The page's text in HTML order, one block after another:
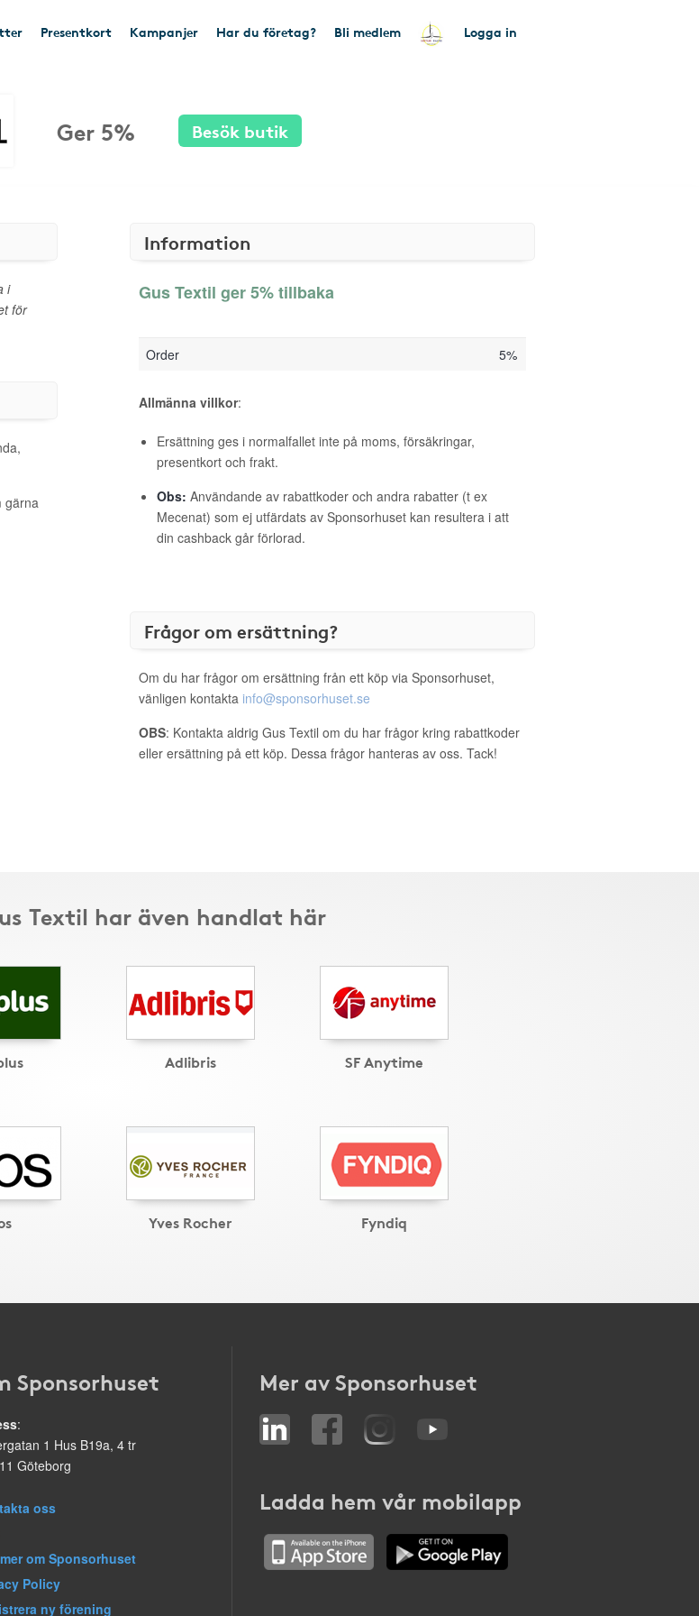
Presentkort Kampanjer Har du företag? Bli medlem Logga in
Ger 5% Besök butik
i
för
gärna
Information
Gus Textil ger 5% tillbaka
Order 5%
Allmänna villkor:
Ersättning ges i normalfallet inte på moms, försäkringar,
presentkort och frakt.
Obs: Användande av rabattkoder och andra rabatter (t ex
Mecenat) som ej utfärdats av Sponsorhuset kan resultera i att
din cashback går förlorad.
Frågor om ersättning?
Om du har frågor om ersättning från ett köp via Sponsorhuset,
vänligen kontakta info@sponsorhuset.se
OBS: Kontakta aldrig Gus Textil om du har frågor kring rabattkoder
eller ersättning på ett köp. Dessa frågor hanteras av oss. Tack!
Textil har även handlat här
Adlibris SF Anytime
Yves Rocher Fyndiq
Sponsorhuset
:
1 Hus B19a, 4 tr
Göteborg
oss
om Sponsorhuset
Policy
ny förening
Mer av Sponsorhuset
Ladda hem vår mobilapp